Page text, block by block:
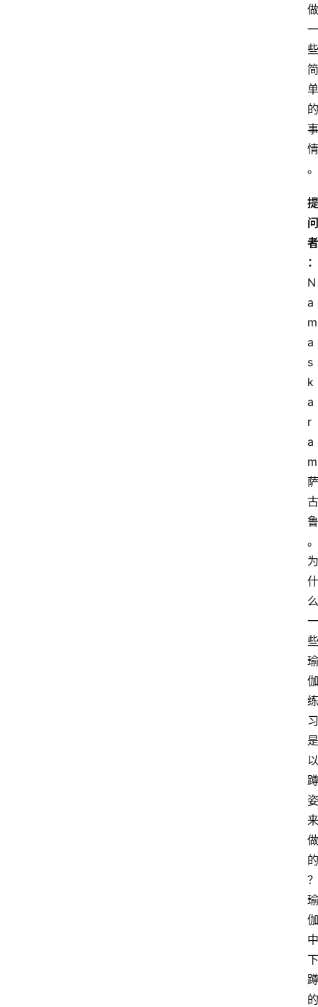
做
一
些
简
单
的
事
情
。
提
问
者
：
N
a
m
a
s
k
a
r
a
m
萨
古
鲁
。
为
什
么
一
些
瑜
伽
练
习
是
以
蹲
姿
来
做
的
？
瑜
伽
中
下
蹲
的